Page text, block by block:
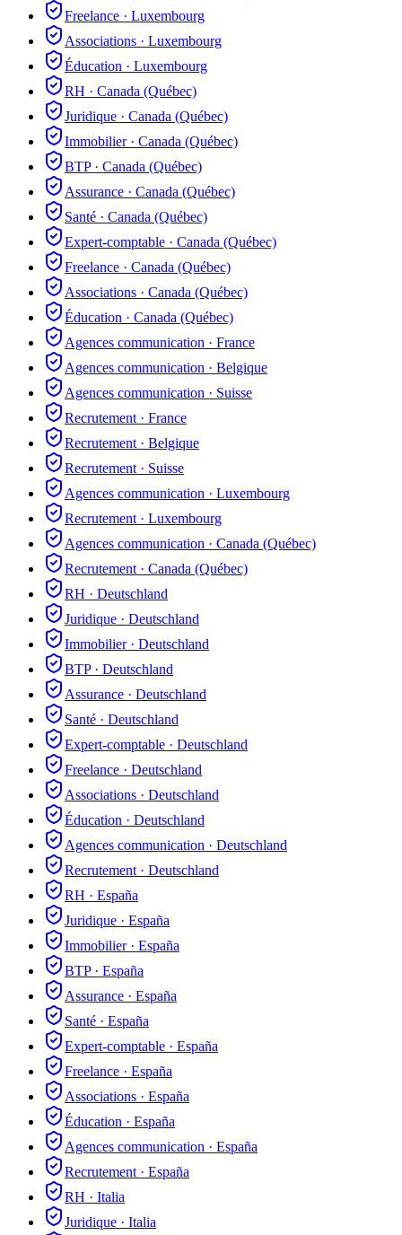
Freelance · Luxembourg
Associations · Luxembourg
Éducation · Luxembourg
RH · Canada (Québec)
Juridique · Canada (Québec)
Immobilier· Canada (Québec)
BTP· Canada (Québec)
Assurance · Canada (Québec)
Santé · Canada (Québec)
Expert-comptable · Canada (Québec)
Freelance · Canada (Québec)
Associations · Canada (Québec)
Éducation · Canada (Québec)
Agences communication · France
Agences communication · Belgique
Agences communication · Suisse
Recrutement · France
Recrutement · Belgique
Recrutement · Suisse
Agences communication · Luxembourg
Recrutement · Luxembourg
Agences communication · Canada (Québec)
Recrutement · Canada (Québec)
RH · Deutschland
Juridique · Deutschland
Immobilier· Deutschland
BTP· Deutschland
Assurance · Deutschland
Santé · Deutschland
Expert-comptable · Deutschland
Freelance · Deutschland
Associations · Deutschland
Éducation · Deutschland
Agences communication · Deutschland
Recrutement · Deutschland
RH · España
Juridique · España
Immobilier· España
BTP· España
Assurance · España
Santé · España
Expert-comptable · España
Freelance · España
Associations · España
Éducation · España
Agences communication · España
Recrutement · España
RH · Italia
Juridique · Italia